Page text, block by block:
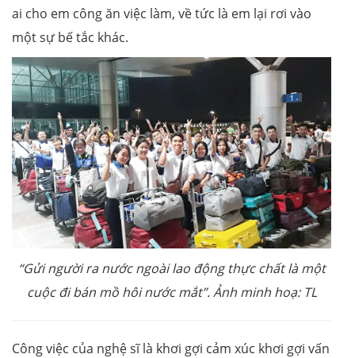
ai cho em công ăn việc làm, về tức là em lại rơi vào
một sự bế tắc khác.
“Gửi người ra nước ngoài lao động thực chất là một
cuộc đi bán mồ hôi nước mắt”. Ảnh minh hoạ: TL
Công việc của nghệ sĩ là khơi gợi cảm xúc khơi gợi vấn